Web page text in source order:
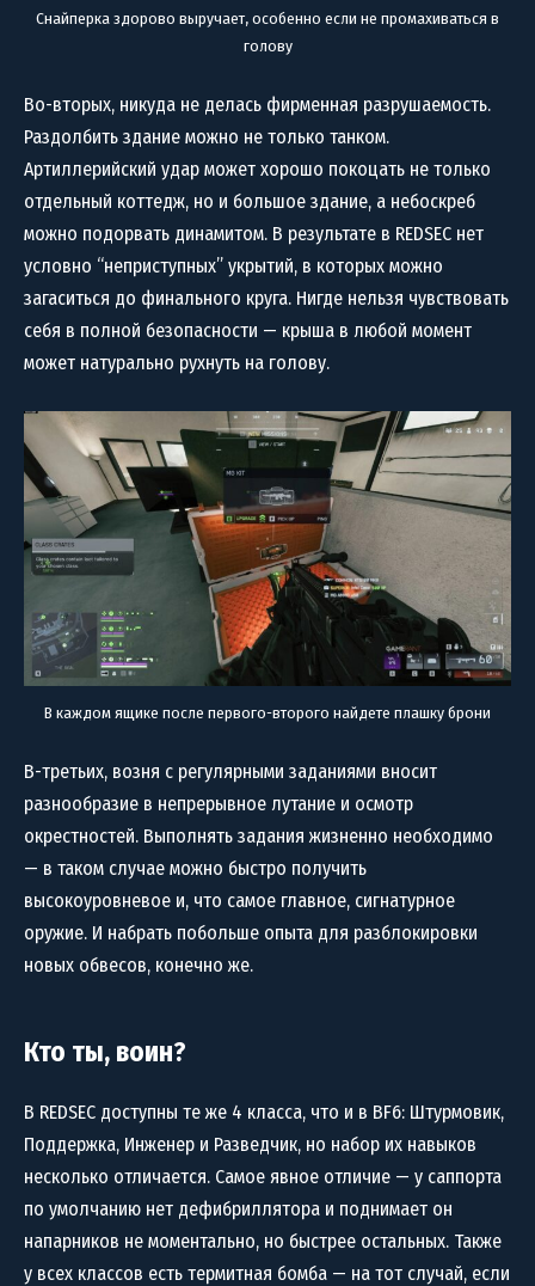
Снайперка здорово выручает, особенно если не промахиваться в
голову
Во-вторых, никуда не делась фирменная разрушаемость.
Раздолбить здание можно не только танком.
Артиллерийский удар может хорошо покоцать не только
отдельный коттедж, но и большое здание, а небоскреб
можно подорвать динамитом. В результате в REDSEC нет
условно “неприступных” укрытий, в которых можно
загаситься до финального круга. Нигде нельзя чувствовать
себя в полной безопасности — крыша в любой момент
может натурально рухнуть на голову.
В каждом ящике после первого-второго найдете плашку брони
В-третьих, возня с регулярными заданиями вносит
разнообразие в непрерывное лутание и осмотр
окрестностей. Выполнять задания жизненно необходимо
— в таком случае можно быстро получить
высокоуровневое и, что самое главное, сигнатурное
оружие. И набрать побольше опыта для разблокировки
новых обвесов, конечно же.
Кто ты, воин?
В REDSEC доступны те же 4 класса, что и в BF6: Штурмовик,
Поддержка, Инженер и Разведчик, но набор их навыков
несколько отличается. Самое явное отличие — у саппорта
по умолчанию нет дефибриллятора и поднимает он
напарников не моментально, но быстрее остальных. Также
у всех классов есть термитная бомба — на тот случай, если